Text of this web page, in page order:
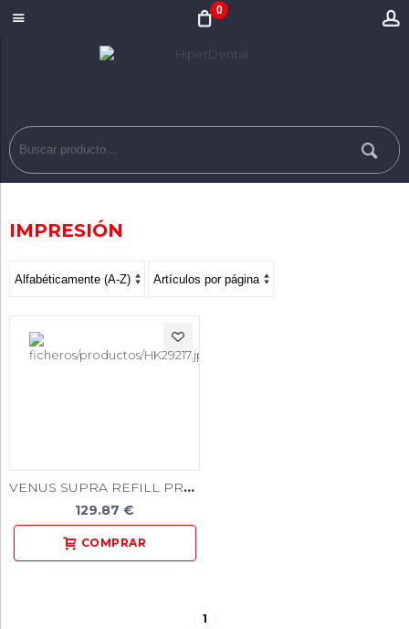
0
IMPRESIÓN
VENUS SUPRA REFILL PRE TWIST BRUSH 10und.
129.87 €
1